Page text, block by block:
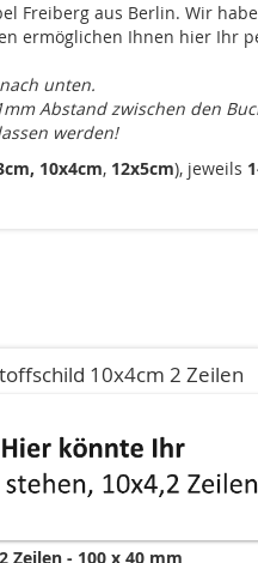
Freiberg aus Berlin. Wir
ermöglichen Ihnen hier Ihr
unten.
Abstand zwischen den
werden!
10x4cm, 12x5cm), jeweils
10x4cm 2 Zeilen
2 Zeilen 100 x 40 mm